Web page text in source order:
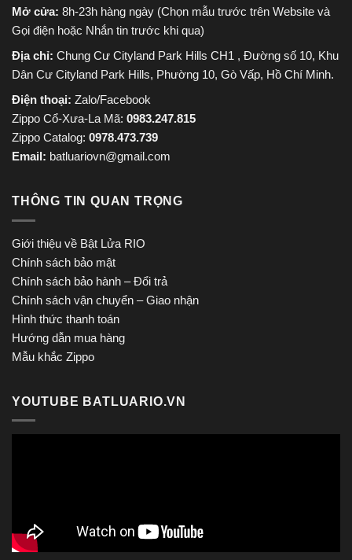
Mở cửa: 8h-23h hàng ngày (Chọn mẫu trước trên Website và
Gọi điện hoặc Nhắn tin trước khi qua)
Địa chỉ: Chung Cư Cityland Park Hills CH1 , Đường số 10, Khu
Dân Cư Cityland Park Hills, Phường 10, Gò Vấp, Hồ Chí Minh.
Điện thoại: Zalo/Facebook
Zippo Cổ-Xưa-La Mã: 0983.247.815
Zippo Catalog: 0978.473.739
Email: batluariovn@gmail.com
THÔNG TIN QUAN TRỌNG
Giới thiệu về Bật Lửa RIO
Chính sách bảo mật
Chính sách bảo hành – Đổi trả
Chính sách vận chuyển – Giao nhận
Hình thức thanh toán
Hướng dẫn mua hàng
Mẫu khắc Zippo
YOUTUBE BATLUARIO.VN